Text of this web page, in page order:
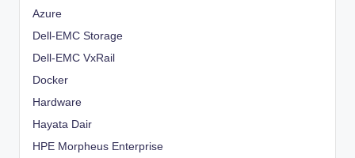
Azure
Dell-EMC Storage
Dell-EMC VxRail
Docker
Hardware
Hayata Dair
HPE Morpheus Enterprise